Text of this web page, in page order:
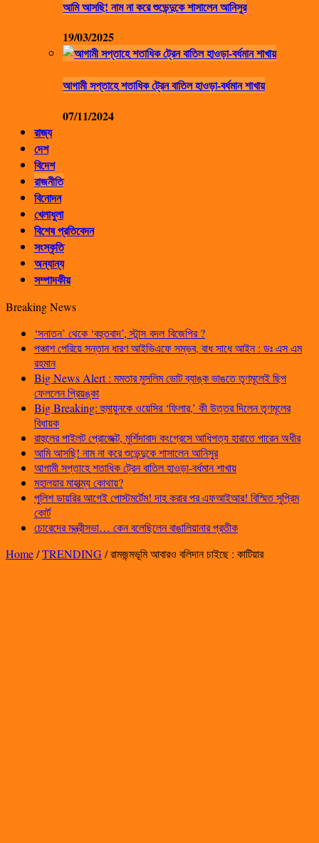
আমি আসছি! নাম না করে শুভেন্দুকে শাসালেন আনিসুর
19/03/2025
আগামী সপ্তাহে শতাধিক ট্রেন বাতিল হাওড়া-বর্ধমান শাখায়
07/11/2024
রাজ্য
দেশ
বিদেশ
রাজনীতি
বিনোদন
খেলাধুলা
বিশেষ প্রতিবেদন
সংস্কৃতি
অন্যান্য
সম্পাদকীয়
Breaking News
‘সনাতন’ থেকে ‘বহুতবাদ’, স্টান্স বদল বিজেপির ?
পঞ্চাশ পেরিয়ে সন্তান ধারণ আইভিএফে সম্ভব, বাধ সাধে আইন : ডঃ এস এম
রহমান
Big News Alert : মমতার মুসলিম ভোট ব্যাঙ্ক ভাঙতে তৃণমূলেই ছিপ
ফেললেন প্রিয়ঙ্কা
Big Breaking: হুমায়ুনকে ওয়েসির ‘ফিলার,’ কী উত্তর দিলেন তৃণমূলের
বিধায়ক
রাহুলের পাইলট প্রোজেক্ট, মুর্শিদাবাদ কংগ্রেসে আধিপত্য হারাতে পারেন অধীর
আমি আসছি! নাম না করে শুভেন্দুকে শাসালেন আনিসুর
আগামী সপ্তাহে শতাধিক ট্রেন বাতিল হাওড়া-বর্ধমান শাখায়
মহালয়ার মাহাত্ম্য কোথায়?
পুলিশ ডায়রির আগেই পোস্টমর্টেম! দাহ করার পর এফআইআর! বিস্মিত সুপ্রিম
কোর্ট
চোরেদের মন্ত্রীসভা… কেন বলেছিলেন বাঙালিয়ানার প্রতীক
Home/TRENDING/রামজন্মভূমি আবারও বলিদান চাইছে : কাটিয়ার